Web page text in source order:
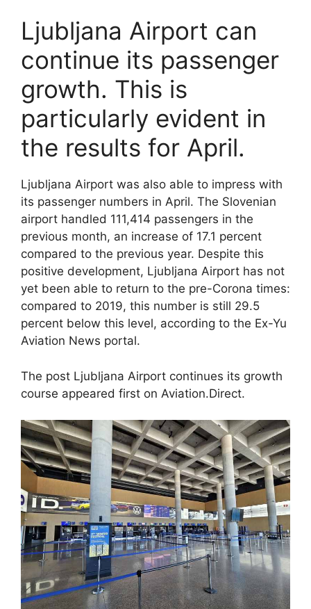
Ljubljana Airport can
continue its passenger
growth. This is
particularly evident in
the results for April.
Ljubljana Airport was also able to impress with
its passenger numbers in April. The Slovenian
airport handled 111,414 passengers in the
previous month, an increase of 17.1 percent
compared to the previous year. Despite this
positive development, Ljubljana Airport has not
yet been able to return to the pre-Corona times:
compared to 2019, this number is still 29.5
percent below this level, according to the Ex-Yu
Aviation News portal.
The post Ljubljana Airport continues its growth
course appeared first on Aviation.Direct.